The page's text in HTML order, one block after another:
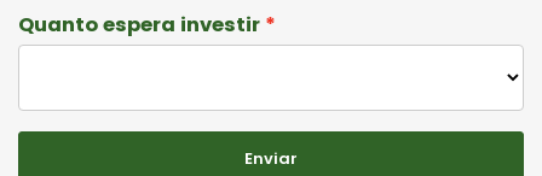
Quanto espera investir
Enviar